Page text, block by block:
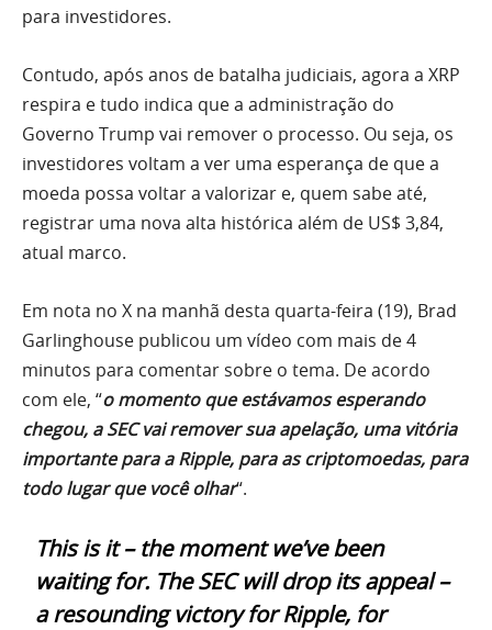
para investidores.
Contudo, após anos de batalha judiciais, agora a XRP
respira e tudo indica que a administração do
Governo Trump vai remover o processo. Ou seja, os
investidores voltam a ver uma esperança de que a
moeda possa voltar a valorizar e, quem sabe até,
registrar uma nova alta histórica além de US$ 3,84,
atual marco.
Em nota no X na manhã desta quarta-feira (19), Brad
Garlinghouse publicou um vídeo com mais de 4
minutos para comentar sobre o tema. De acordo
com ele, “o momento que estávamos esperando
chegou, a SEC vai remover sua apelação, uma vitória
importante para a Ripple, para as criptomoedas, para
todo lugar que você olhar“.
This is it – the moment we’ve been
waiting for. The SEC will drop its appeal –
a resounding victory for Ripple, for